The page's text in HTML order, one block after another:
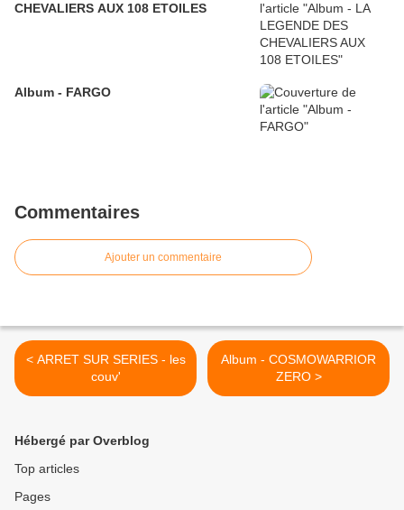
CHEVALIERS AUX 108 ETOILES
Album - FARGO
Commentaires
Ajouter un commentaire
< ARRET SUR SERIES - les
couv'
Album - COSMOWARRIOR
ZERO >
Hébergé par Overblog
Top articles
Pages